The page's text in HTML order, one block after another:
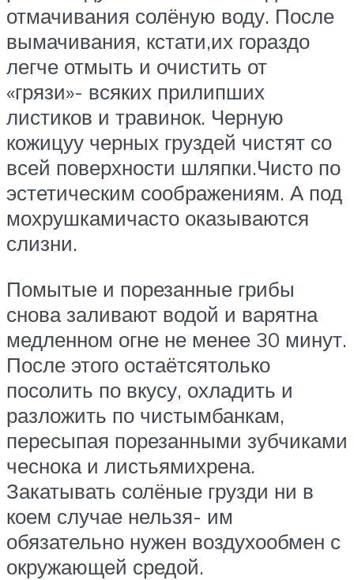
отмачивания солёную воду. После
вымачивания, кстати,их гораздо
легче отмыть и очистить от
«грязи»- всяких прилипших
листиков и травинок. Черную
кожицуу черных груздей чистят со
всей поверхности шляпки.Чисто по
эстетическим соображениям. А под
мохрушкамичасто оказываются
слизни.
Помытые и порезанные грибы
снова заливают водой и варятна
медленном огне не менее 30 минут.
После этого остаётсятолько
посолить по вкусу, охладить и
разложить по чистымбанкам,
пересыпая порезанными зубчиками
чеснока и листьямихрена.
Закатывать солёные грузди ни в
коем случае нельзя- им
обязательно нужен воздухообмен с
окружающей средой.